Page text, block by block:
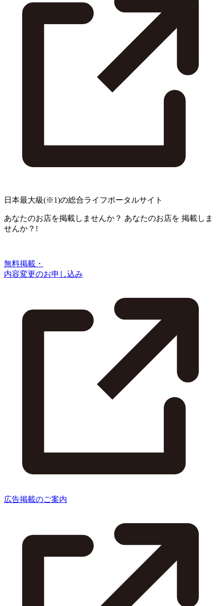
日本最大級(※1)の総合ライフポータルサイト
あなたのお店を掲載しませんか？ あなたのお店を 掲載しま
せんか？!
無料掲載・
内容変更のお申し込み
広告掲載のご案内